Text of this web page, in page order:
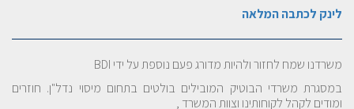
לינק לכתבה המלאה
משרדנו שמח לחזור ולהיות מדורג פעם נוספת על ידי BDI
במסגרת משרדי הבוטיק המובילים בולטים בתחום מיסוי נדל"ן. חוזרים
ומודים לקהל לקוחותינו וצוות המשרד ,